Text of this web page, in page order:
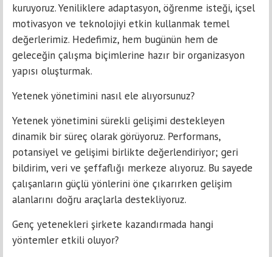
kuruyoruz. Yeniliklere adaptasyon, öğrenme isteği, içsel
motivasyon ve teknolojiyi etkin kullanmak temel
değerlerimiz. Hedefimiz, hem bugünün hem de
geleceğin çalışma biçimlerine hazır bir organizasyon
yapısı oluşturmak.
Yetenek yönetimini nasıl ele alıyorsunuz?
Yetenek yönetimini sürekli gelişimi destekleyen
dinamik bir süreç olarak görüyoruz. Performans,
potansiyel ve gelişimi birlikte değerlendiriyor; geri
bildirim, veri ve şeffaflığı merkeze alıyoruz. Bu sayede
çalışanların güçlü yönlerini öne çıkarırken gelişim
alanlarını doğru araçlarla destekliyoruz.
Genç yetenekleri şirkete kazandırmada hangi
yöntemler etkili oluyor?